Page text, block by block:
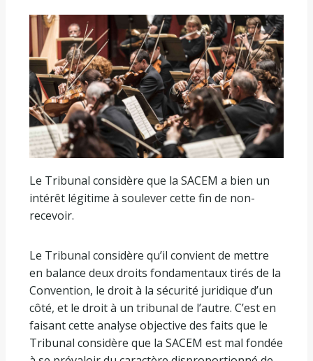
Le Tribunal considère que la SACEM a bien un
intérêt légitime à soulever cette fin de non-
recevoir.
Le Tribunal considère qu’il convient de mettre
en balance deux droits fondamentaux tirés de la
Convention, le droit à la sécurité juridique d’un
côté, et le droit à un tribunal de l’autre. C’est en
faisant cette analyse objective des faits que le
Tribunal considère que la SACEM est mal fondée